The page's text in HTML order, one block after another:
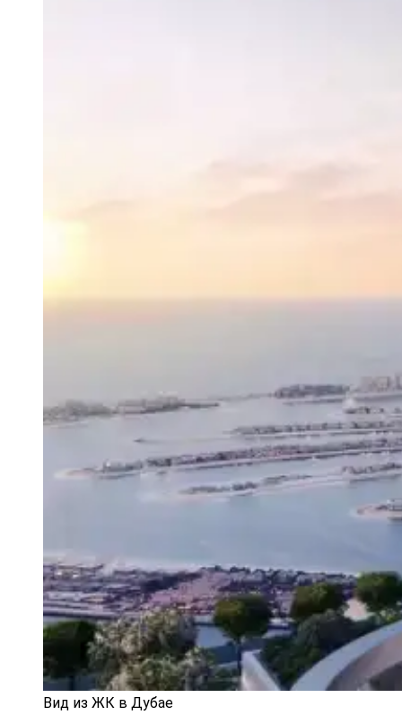
Вид из ЖК в Дубае